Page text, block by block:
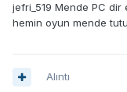
jefri_519 Mende PC
hemin oyun mende
Alıntı